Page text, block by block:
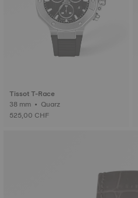
Tissot T-Race
38 mm • Quarz
525,00 CHF